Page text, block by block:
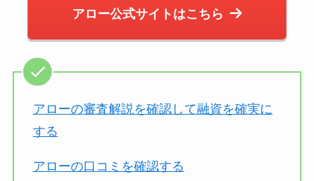
アロー公式サイトはこちら
アローの審査解説を確認して融資を確実に
する
アローの口コミを確認する